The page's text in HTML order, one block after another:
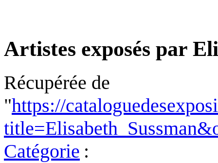
Artistes exposés par
Récupérée de
"https://
Catégorie :